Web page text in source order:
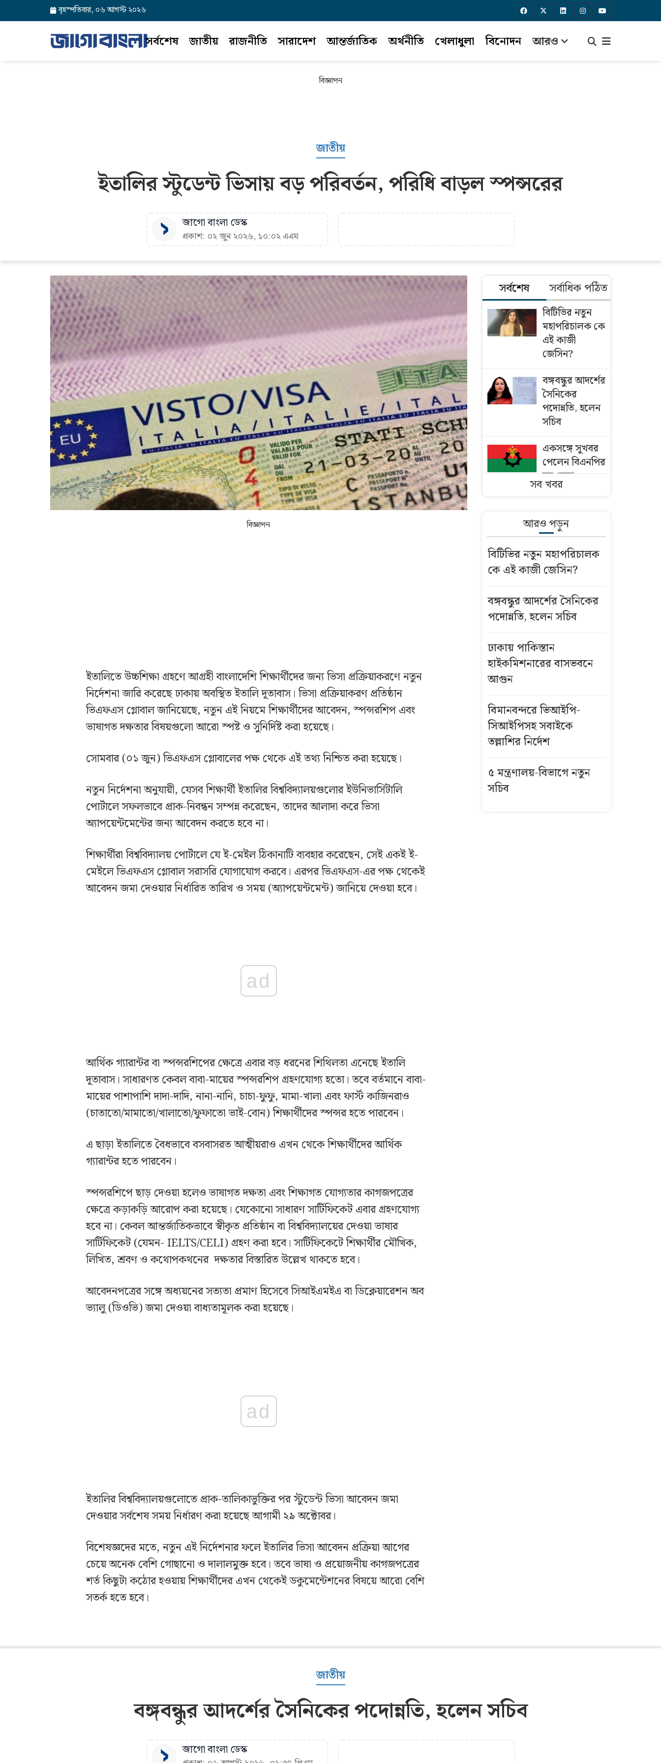
বৃহস্পতিবার, ০৬ আগস্ট ২০২৬
সর্বশেষ জাতীয় রাজনীতি সারাদেশ আন্তর্জাতিক অর্থনীতি খেলাধুলা বিনোদন আরও
বিজ্ঞাপন
জাতীয়
ইতালির স্টুডেন্ট ভিসায় বড় পরিবর্তন, পরিধি বাড়ল স্পন্সরের
জাগো বাংলা ডেস্ক
প্রকাশ: ০২ জুন ২০২৬, ১০:০২ এএম
বিজ্ঞাপন
ইতালিতে উচ্চশিক্ষা গ্রহণে আগ্রহী বাংলাদেশি শিক্ষার্থীদের জন্য ভিসা প্রক্রিয়াকরণে নতুন
নির্দেশনা জারি করেছে ঢাকায় অবস্থিত ইতালি দূতাবাস। ভিসা প্রক্রিয়াকরণ প্রতিষ্ঠান
ভিএফএস গ্লোবাল জানিয়েছে, নতুন এই নিয়মে শিক্ষার্থীদের আবেদন, স্পন্সরশিপ এবং
ভাষাগত দক্ষতার বিষয়গুলো আরো স্পষ্ট ও সুনির্দিষ্ট করা হয়েছে।
সোমবার (০১ জুন) ভিএফএস গ্লোবালের পক্ষ থেকে এই তথ্য নিশ্চিত করা হয়েছে।
নতুন নির্দেশনা অনুযায়ী, যেসব শিক্ষার্থী ইতালির বিশ্ববিদ্যালয়গুলোর ইউনিভার্সিটালি
পোর্টালে সফলভাবে প্রাক-নিবন্ধন সম্পন্ন করেছেন, তাদের আলাদা করে ভিসা
অ্যাপয়েন্টমেন্টের জন্য আবেদন করতে হবে না।
শিক্ষার্থীরা বিশ্ববিদ্যালয় পোর্টালে যে ই-মেইল ঠিকানাটি ব্যবহার করেছেন, সেই একই ই-
মেইলে ভিএফএস গ্লোবাল সরাসরি যোগাযোগ করবে। এরপর ভিএফএস-এর পক্ষ থেকেই
আবেদন জমা দেওয়ার নির্ধারিত তারিখ ও সময় (অ্যাপয়েন্টমেন্ট) জানিয়ে দেওয়া হবে।
ad
আর্থিক গ্যারান্টর বা স্পন্সরশিপের ক্ষেত্রে এবার বড় ধরনের শিথিলতা এনেছে ইতালি
দূতাবাস। সাধারণত কেবল বাবা-মায়ের স্পন্সরশিপ গ্রহণযোগ্য হতো। তবে বর্তমানে বাবা-
মায়ের পাশাপাশি দাদা-দাদি, নানা-নানি, চাচা-ফুফু, মামা-খালা এবং ফার্স্ট কাজিনরাও
(চাতাতো/মামাতো/খালাতো/ফুফাতো ভাই-বোন) শিক্ষার্থীদের স্পন্সর হতে পারবেন।
এ ছাড়া ইতালিতে বৈধভাবে বসবাসরত আত্মীয়রাও এখন থেকে শিক্ষার্থীদের আর্থিক
গ্যারান্টর হতে পারবেন।
স্পন্সরশিপে ছাড় দেওয়া হলেও ভাষাগত দক্ষতা এবং শিক্ষাগত যোগ্যতার কাগজপত্রের
ক্ষেত্রে কড়াকড়ি আরোপ করা হয়েছে। যেকোনো সাধারণ সার্টিফিকেট এবার গ্রহণযোগ্য
হবে না। কেবল আন্তর্জাতিকভাবে স্বীকৃত প্রতিষ্ঠান বা বিশ্ববিদ্যালয়ের দেওয়া ভাষার
সার্টিফিকেট (যেমন- IELTS/CELI) গ্রহণ করা হবে। সার্টিফিকেটে শিক্ষার্থীর মৌখিক,
লিখিত, শ্রবণ ও কথোপকথনের দক্ষতার বিস্তারিত উল্লেখ থাকতে হবে।
আবেদনপত্রের সঙ্গে অধ্যয়নের সত্যতা প্রমাণ হিসেবে সিআইএমইএ বা ডিক্লেয়ারেশন অব
ভ্যালু (ডিওভি) জমা দেওয়া বাধ্যতামূলক করা হয়েছে।
ad
ইতালির বিশ্ববিদ্যালয়গুলোতে প্রাক-তালিকাভুক্তির পর স্টুডেন্ট ভিসা আবেদন জমা
দেওয়ার সর্বশেষ সময় নির্ধারণ করা হয়েছে আগামী ২৯ অক্টোবর।
বিশেষজ্ঞদের মতে, নতুন এই নির্দেশনার ফলে ইতালির ভিসা আবেদন প্রক্রিয়া আগের
চেয়ে অনেক বেশি গোছানো ও দালালমুক্ত হবে। তবে ভাষা ও প্রয়োজনীয় কাগজপত্রের
শর্ত কিছুটা কঠোর হওয়ায় শিক্ষার্থীদের এখন থেকেই ডকুমেন্টেশনের বিষয়ে আরো বেশি
সতর্ক হতে হবে।
সর্বশেষ সর্বাধিক পঠিত
বিটিভির নতুন
মহাপরিচালক কে
এই কাজী
জেসিন?
বঙ্গবন্ধুর আদর্শের
সৈনিকের
পদোন্নতি, হলেন
সচিব
একসঙ্গে সুখবর
পেলেন বিএনপির
ছয় নেতা
হাইকমিশনারের
বাসভবনে আগুন
বাংলাদেশি
কৃষকদের ভিসা
মসজিদের মাইক
নিয়ে অমিত
এমপির বৈঠক
সিআইপিসহ
সবাইকে তল্লাশির
নির্দেশ
আ.লীগ নেতার
সব খবর
আরও পড়ুন
বিটিভির নতুন মহাপরিচালক
কে এই কাজী জেসিন?
বঙ্গবন্ধুর আদর্শের সৈনিকের
পদোন্নতি, হলেন সচিব
ঢাকায় পাকিস্তান
হাইকমিশনারের বাসভবনে
আগুন
বিমানবন্দরে ভিআইপি-
সিআইপিসহ সবাইকে
তল্লাশির নির্দেশ
৫ মন্ত্রণালয়-বিভাগে নতুন
সচিব
জাতীয়
বঙ্গবন্ধুর আদর্শের সৈনিকের পদোন্নতি, হলেন সচিব
জাগো বাংলা ডেস্ক